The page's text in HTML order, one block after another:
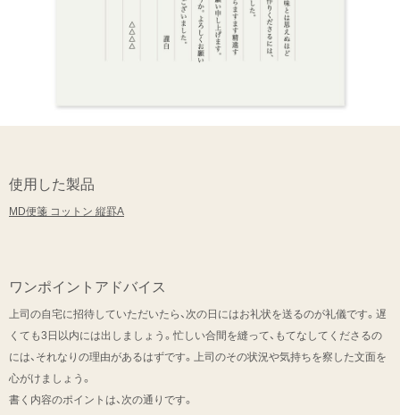
使用した製品
MD便箋 コットン 縦罫A
ワンポイントアドバイス
上司の自宅に招待していただいたら、次の日にはお礼状を送るのが礼儀です。遅
くても3日以内には出しましょう。忙しい合間を縫って、もてなしてくださるの
には、それなりの理由があるはずです。上司のその状況や気持ちを察した文面を
心がけましょう。
書く内容のポイントは、次の通りです。